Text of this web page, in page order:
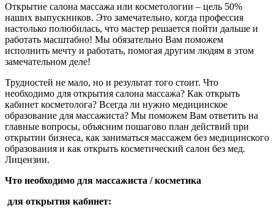
Открытие салона массажа или косметологии – цель 50%
наших выпускников. Это замечательно, когда профессия
настолько полюбилась, что мастер решается пойти дальше и
работать масштабно! Мы обязательно Вам поможем
исполнить мечту и работать, помогая другим людям в этом
замечательном деле!
Трудностей не мало, но и результат того стоит. Что
необходимо для открытия салона массажа? Как открыть
кабинет косметолога? Всегда ли нужно медицинское
образование для массажиста? Мы поможем Вам ответить на
главные вопросы, объясним пошагово план действий при
открытии бизнеса, как заниматься массажем без медицинского
образования и как открыть косметический салон без мед.
Лицензии.
Что необходимо для массажиста / косметика
для открытия кабинет: